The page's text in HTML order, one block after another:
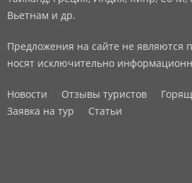
Вьетнам и др.
Предложения на сайте не являются
носят исключительно
Новости Отзывы туристов
Заявка на тур
Статьи